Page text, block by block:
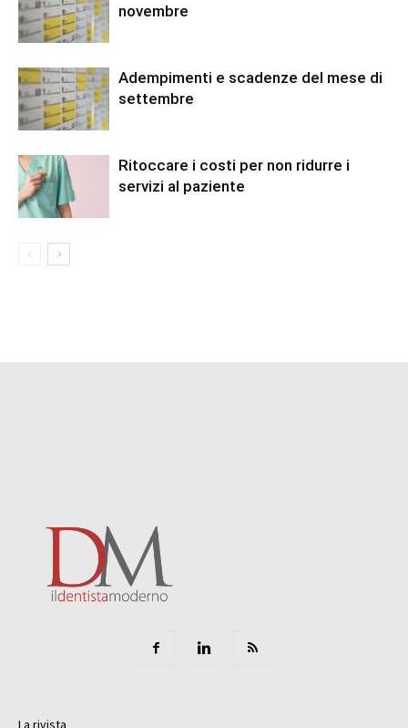
novembre
Adempimenti e scadenze del mese di
settembre
Ritoccare i costi per non ridurre i
servizi al paziente
La rivista